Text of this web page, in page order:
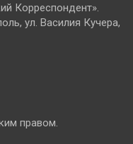
Корреспондент».
ул. Василия Кучера,
правом.